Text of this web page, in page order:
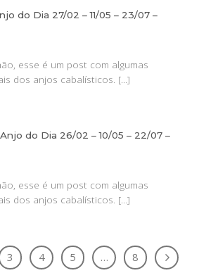
do Dia 27/02 – 11/05 – 23/07 –
esse é um post com algumas
dos anjos cabalísticos. [...]
do Dia 26/02 – 10/05 – 22/07 –
esse é um post com algumas
dos anjos cabalísticos. [...]
3 4 5 … 8